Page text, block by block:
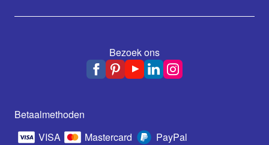
Bezoek ons
Betaalmethoden
VISA
Mastercard
PayPal